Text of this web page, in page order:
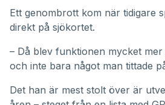
Ett genombrott kom när tidigare
direkt på sjökortet.
– Då blev funktionen mycket
och inte bara något man tittade
Det han är mest stolt över är